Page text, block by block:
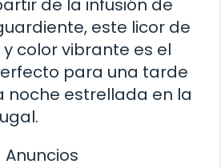
de la infusión de
este licor de
color vibrante es el
para una tarde
noche estrellada en la
Anuncios